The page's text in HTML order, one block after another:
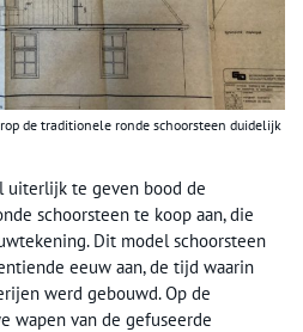
de traditionele ronde schoorsteen duidelijk
uiterlijk te geven bood de
schoorsteen te koop aan, die
Dit model schoorsteen
eeuw aan, de tijd waarin
werd gebouwd. Op de
wapen van de gefuseerde